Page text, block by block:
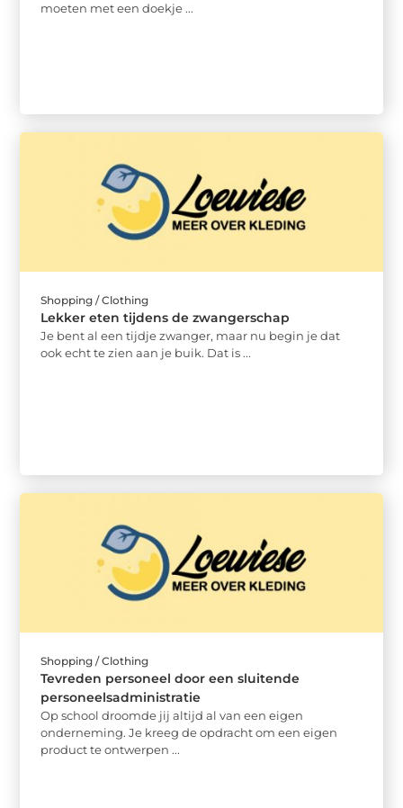
moeten met een doekje ...
Shopping / Clothing
Lekker eten tijdens de zwangerschap
Je bent al een tijdje zwanger, maar nu begin je dat
ook echt te zien aan je buik. Dat is ...
Shopping / Clothing
Tevreden personeel door een sluitende
personeelsadministratie
Op school droomde jij altijd al van een eigen
onderneming. Je kreeg de opdracht om een eigen
product te ontwerpen ...